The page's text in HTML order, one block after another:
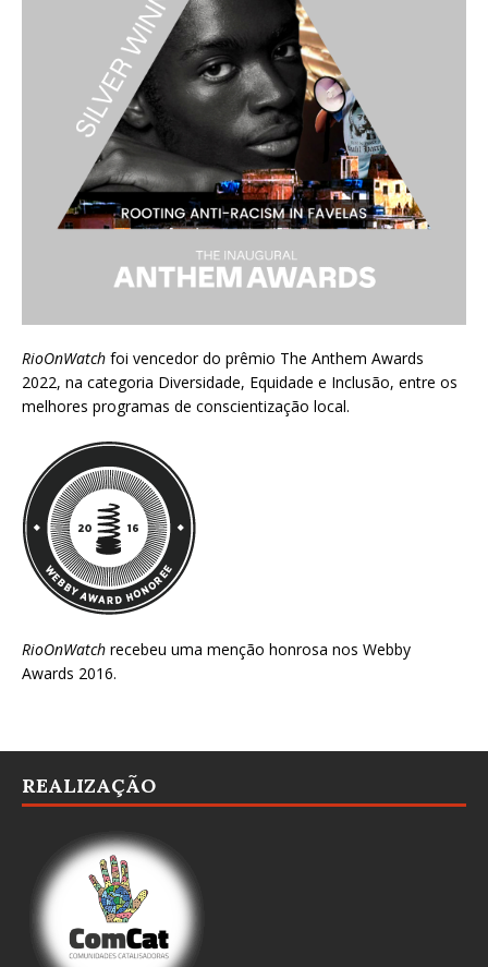
RioOnWatch foi vencedor do prêmio The Anthem Awards
2022, na categoria Diversidade, Equidade e Inclusão, entre os
melhores programas de conscientização local.
RioOnWatch recebeu uma menção honrosa nos Webby
Awards 2016.
REALIZAÇÃO